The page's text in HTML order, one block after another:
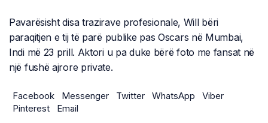
Pavarësisht disa trazirave profesionale, Will bëri
paraqitjen e tij të parë publike pas Oscars në Mumbai,
Indi më 23 prill. Aktori u pa duke bërë foto me fansat në
një fushë ajrore private.
Facebook Messenger Twitter WhatsApp
Viber
Pinterest
Email